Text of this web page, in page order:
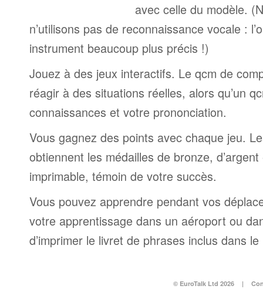
avec celle du modèle.
n’utilisons pas de reconnaissance vocale :
instrument beaucoup plus précis !)
Jouez à des jeux interactifs. Le qcm de
réagir à des situations réelles, alors qu’un
connaissances et votre prononciation.
Vous gagnez des points avec chaque jeu.
obtiennent les médailles de bronze,
imprimable, témoin de votre succès.
Vous pouvez apprendre pendant vos
votre apprentissage dans un aéroport ou
d’imprimer le livret de phrases inclus dans
© EuroTalk Ltd 2026 |